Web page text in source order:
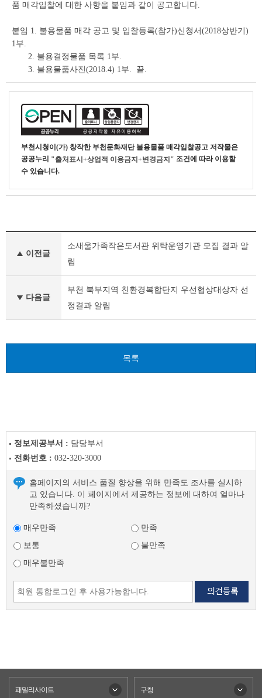
품 매각입찰에 대한 사항을 붙임과 같이 공고합니다.
붙임 1. 불용물품 매각 공고 및 입찰등록(참가)신청서(2018상반기)
1부.
2. 불용결정물품 목록 1부.
3. 불용물품사진(2018.4) 1부. 끝.
부천시청이(가) 창작한 부천문화재단 불용물품 매각입찰공고 저작물은
공공누리 "출처표시+상업적 이용금지+변경금지" 조건에 따라 이용할
수 있습니다.
다
글
이전글
소새울가족작은도서관 위탁운영기관 모집 결과 알
림
다음글
부천 북부지역 친환경복합단지 우선협상대상자 선
정결과 알림
목록
정보제공부서 : 담당부서
전화번호 : 032-320-3000
홈페이지의 서비스 품질 향상을 위해 만족도 조사를 실시하
고 있습니다. 이 페이지에서 제공하는 정보에 대하여 얼마나
만족하셨습니까?
매우만족
만족
보통
불만족
매우불만족
패밀리사이트 구청